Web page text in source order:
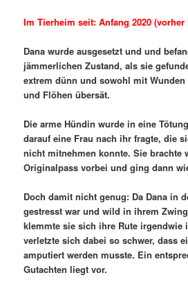
Im Tierheim seit: Anfang 2020
Dana wurde ausgesetzt und und
jämmerlichen Zustand, als sie
extrem dünn und sowohl mit
und Flöhen übersät.
Die arme Hündin wurde in eine
darauf eine Frau nach ihr fragte, die
nicht mitnehmen konnte. Sie brachte
Originalpass vorbei und ging dann
Doch damit nicht genug: Da Dana in
gestresst war und wild in ihrem
klemmte sie sich ihre Rute irgendwie
verletzte sich dabei so schwer, dass
amputiert werden musste. Ein
Gutachten liegt vor.